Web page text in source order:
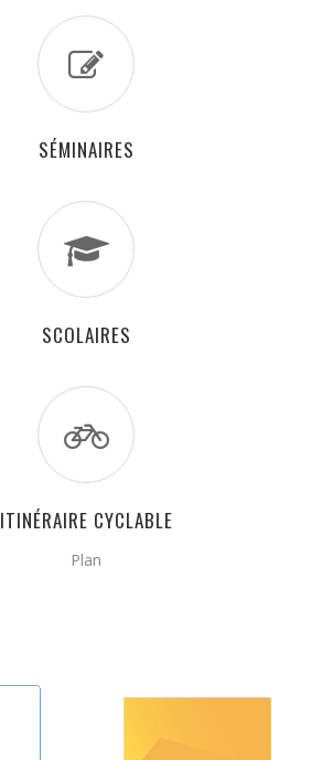
SÉMINAIRES
SCOLAIRES
ITINÉRAIRE CYCLABLE
Plan